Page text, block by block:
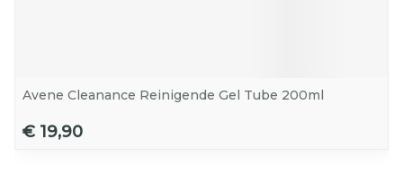
Avene Cleanance Reinigende Gel Tube 200ml
€ 19,90